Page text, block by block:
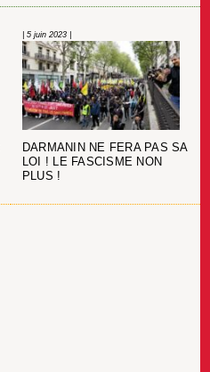
| 5 juin 2023 |
DARMANIN NE FERA PAS SA
LOI ! LE FASCISME NON
PLUS !